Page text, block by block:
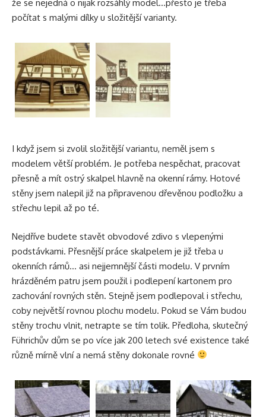
že se nejedná o nijak rozsáhlý model…přesto je třeba
počítat s malými dílky u složitější varianty.
I když jsem si zvolil složitější variantu, neměl jsem s
modelem větší problém. Je potřeba nespěchat, pracovat
přesně a mít ostrý skalpelhlavně na okenní rámy. Hotové
stěny jsem nalepil již na připravenou dřevěnou podložku a
střechu lepil až po té.
Nejdříve budete stavět obvodové zdivo s vlepenými
podstávkami. Přesnější práce skalpelem je již třeba u
okenních rámů… asi nejjemnější části modelu. V prvním
hrázděném patru jsem použil i podlepení kartonem pro
zachování rovných stěn. Stejně jsem podlepoval i střechu,
coby největší rovnou plochu modelu. Pokud se Vám budou
stěny trochu vlnit, netrapte se tím tolik. Předloha, skutečný
Führichův dům se po více jak 200 letech své existence také
různě mírně vlní a nemá stěny dokonale rovné